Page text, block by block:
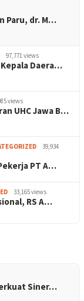
Paru, dr. M…
97,771 views
Daera…
views
UHC Jawa B…
39,934
PT A…
33,165 views
RS A…
Siner…